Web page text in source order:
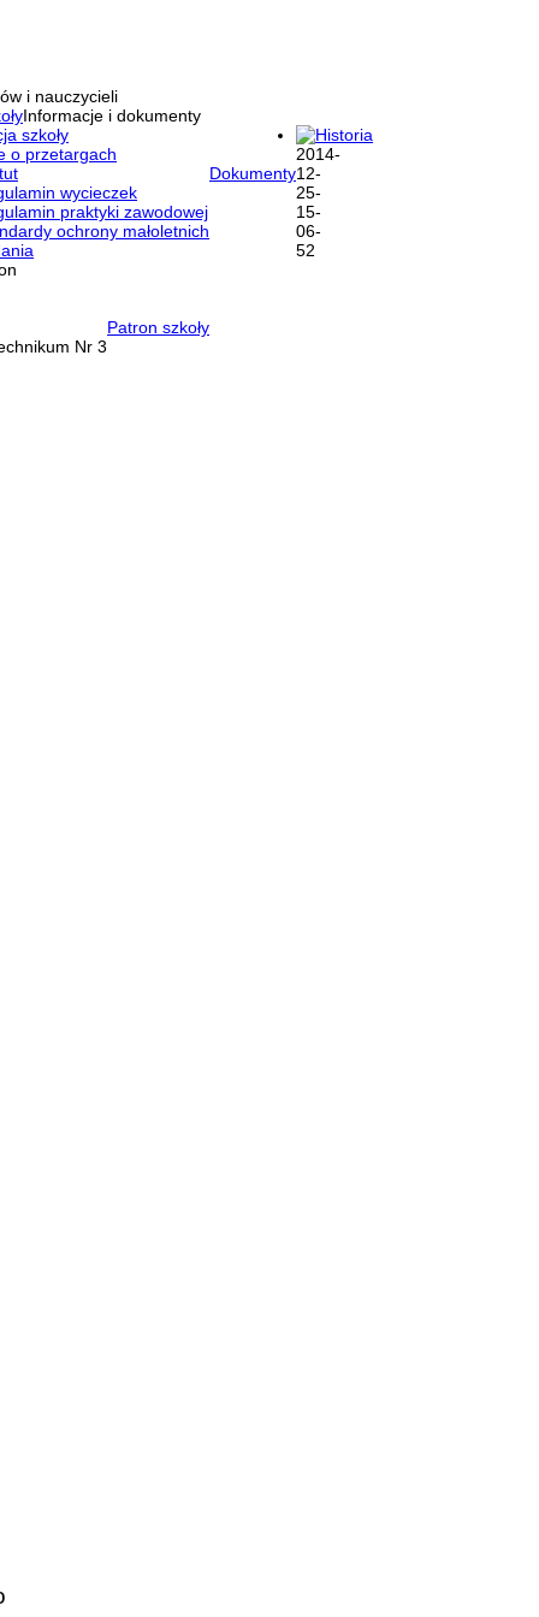
i nauczycieli
Informacje i dokumenty
szkoły
o przetargach
Dokumenty
wycieczek
praktyki zawodowej
ochrony małoletnich
Historia
Patron szkoły
Nr 3